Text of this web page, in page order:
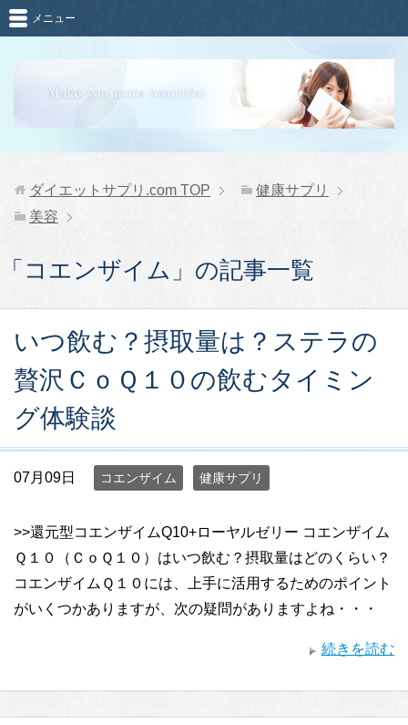
メニュー
ダイエットサプリ.com TOP
健康サプリ
美容
「コエンザイム」の記事一覧
いつ飲む？摂取量は？ステラの
贅沢ＣｏＱ１０の飲むタイミン
グ体験談
07月09日 コエンザイム 健康サプリ
>>還元型コエンザイムQ10+ローヤルゼリー コエンザイム
Ｑ１０（ＣｏＱ１０）はいつ飲む？摂取量はどのくらい？
コエンザイムＱ１０には、上手に活用するためのポイント
がいくつかありますが、次の疑問がありますよね・・・
続きを読む